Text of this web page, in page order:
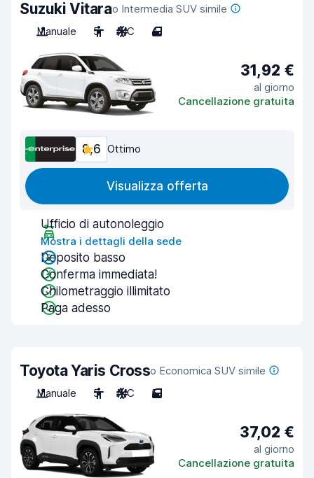
Suzuki Vitarao Intermedia SUV simile
Manuale
5 A/C 4
31,92 €
al giorno
Cancellazione gratuita
8,6 Ottimo
Visualizza offerta
Ufficio di autonoleggio
Mostra i dettagli della sede
Deposito basso
Conferma immediata!
Chilometraggio illimitato
Paga adesso
Toyota Yaris Crosso Economica SUV simile
Manuale
5 A/C 5
37,02 €
al giorno
Cancellazione gratuita